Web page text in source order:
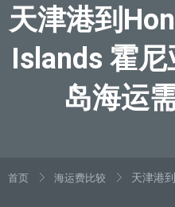
天津港到
Islands 霍
岛海运
首页 海运费比较
天津港